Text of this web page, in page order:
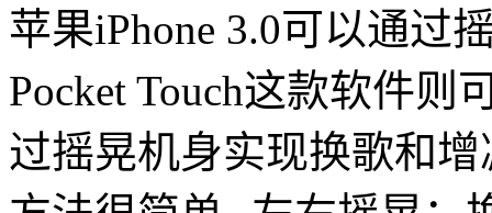
苹果iPhone 3.0可以通过
Pocket Touch这款软件则
过摇晃机身实现换歌和增